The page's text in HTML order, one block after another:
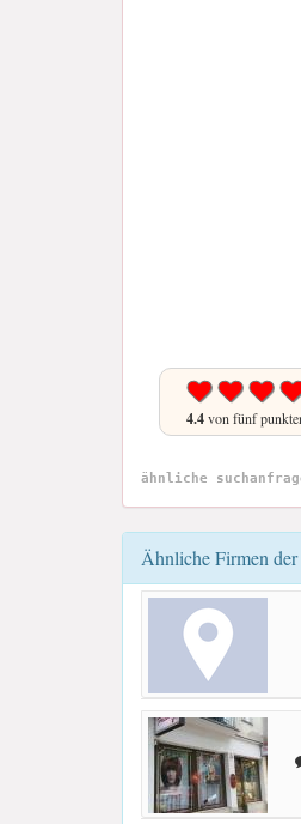
4.4von fünf
ähnliche
Ähnliche Firmen